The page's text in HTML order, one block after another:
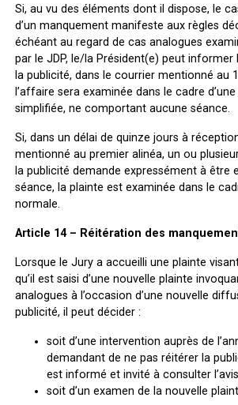
Si, au vu des éléments dont il dispose, le
d’un manquement manifeste aux règles
échéant au regard de cas analogues
par le JDP, le/la Président(e) peut informer
la publicité, dans le courrier mentionné au
l’affaire sera examinée dans le cadre
simplifiée, ne comportant aucune séance.
Si, dans un délai de quinze jours à
mentionné au premier alinéa, un ou
la publicité demande expressément à être
séance, la plainte est examinée dans le
normale.
Article 14 – Réitération des
Lorsque le Jury a accueilli une plainte
qu’il est saisi d’une nouvelle plainte
analogues à l’occasion d’une nouvelle
publicité, il peut décider :
soit d’une intervention auprès de
demandant de ne pas réitérer la
est informé et invité à consulter
soit d’un examen de la nouvelle